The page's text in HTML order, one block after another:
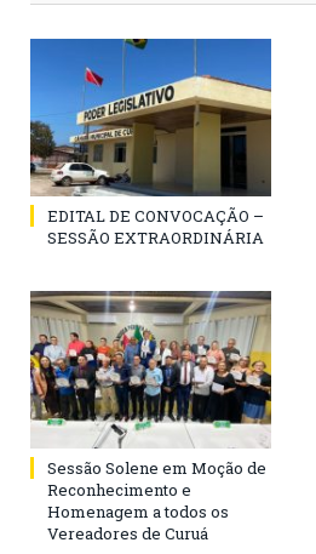
EDITAL DE CONVOCAÇÃO –
SESSÃO EXTRAORDINÁRIA
Sessão Solene em Moção de
Reconhecimento e
Homenagem a todos os
Vereadores de Curuá